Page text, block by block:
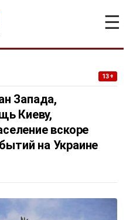
☰
13+
Запада,
Киеву,
вскоре
на Украине